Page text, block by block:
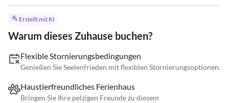
Erstellt mit KI
Warum dieses Zuhause buchen?
Flexible Stornierungsbedingungen
Genießen Sie Seelenfrieden mit flexiblen Stornierungsoptionen.
Haustierfreundliches Ferienhaus
Bringen Sie Ihre pelzigen Freunde zu diesem